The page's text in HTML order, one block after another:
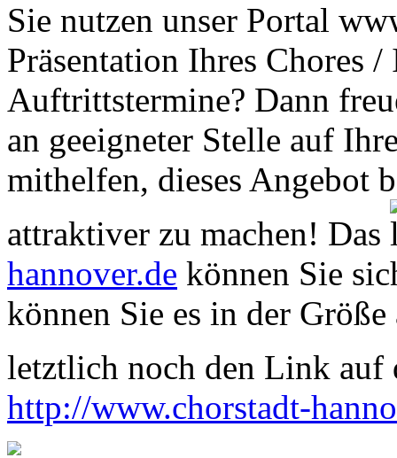
Sie nutzen unser Portal
Präsentation Ihres Chores
Auftrittstermine? Dann
an geeigneter Stelle auf
mithelfen, dieses Angebot
attraktiver zu machen! Das
hannover.de können Sie
können Sie es in der
letztlich noch den Link auf
http://www.chorstadt-